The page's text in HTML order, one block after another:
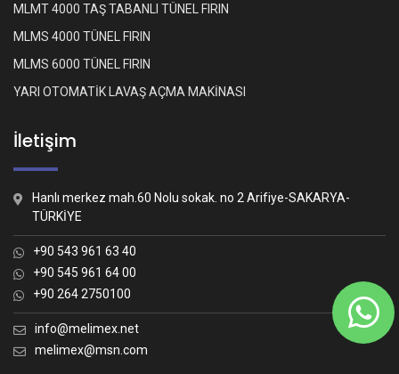
MLMT 4000 TAŞ TABANLI TÜNEL FIRIN
MLMS 4000 TÜNEL FIRIN
MLMS 6000 TÜNEL FIRIN
YARI OTOMATİK LAVAŞ AÇMA MAKİNASI
İletişim
Hanlı merkez mah.60 Nolu sokak. no 2 Arifiye-SAKARYA-
TÜRKİYE
+90 543 961 63 40
+90 545 961 64 00
+90 264 2750100
info@melimex.net
melimex@msn.com
Nasıl yardımcı olabiliriz?